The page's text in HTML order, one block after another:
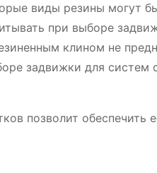
виды резины могут
при выборе
клином не
задвижки для систем
позволит обеспечить